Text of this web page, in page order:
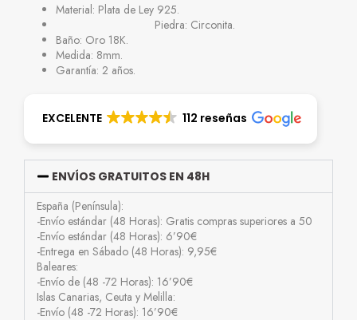
Material: Plata de Ley 925.
Piedra: Circonita.
Baño: Oro 18K.
Medida: 8mm.
Garantía: 2 años.
EXCELENTE 112 reseñas
ENVÍOS GRATUITOS EN 48H
España (Península):
-Envío estándar (48 Horas): Gratis compras superiores a 50
-Envío estándar (48 Horas): 6’90€
-Entrega en Sábado (48 Horas): 9,95€
Baleares:
-Envío de (48 -72 Horas): 16’90€
Islas Canarias, Ceuta y Melilla:
-Envío (48 -72 Horas): 16’90€